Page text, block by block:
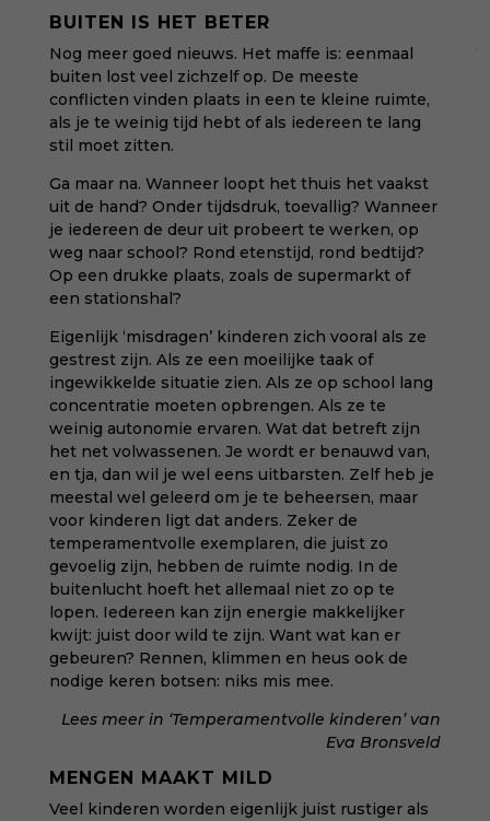
BUITEN IS HET BETER
Nog meer goed nieuws. Het maffe is: eenmaal
buiten lost veel zichzelf op. De meeste
conflicten vinden plaats in een te kleine ruimte,
als je te weinig tijd hebt of als iedereen te lang
stil moet zitten.
Ga maar na. Wanneer loopt het thuis het vaakst
uit de hand? Onder tijdsdruk, toevallig? Wanneer
je iedereen de deur uit probeert te werken, op
weg naar school? Rond etenstijd, rond bedtijd?
Op een drukke plaats, zoals de supermarkt of
een stationshal?
Eigenlijk ‘misdragen’ kinderen zich vooral als ze
gestrest zijn. Als ze een moeilijke taak of
ingewikkelde situatie zien. Als ze op school lang
concentratie moeten opbrengen. Als ze te
weinig autonomie ervaren. Wat dat betreft zijn
het net volwassenen. Je wordt er benauwd van,
en tja, dan wil je wel eens uitbarsten. Zelf heb je
meestal wel geleerd om je te beheersen, maar
voor kinderen ligt dat anders. Zeker de
temperamentvolle exemplaren, die juist zo
gevoelig zijn, hebben de ruimte nodig. In de
buitenlucht hoeft het allemaal niet zo op te
lopen. Iedereen kan zijn energie makkelijker
kwijt: juist door wild te zijn. Want wat kan er
gebeuren? Rennen, klimmen en heus ook de
nodige keren botsen: niks mis mee.
Lees meer in ‘Temperamentvolle kinderen’ van
Eva Bronsveld
MENGEN MAAKT MILD
Veel kinderen worden eigenlijk juist rustiger als